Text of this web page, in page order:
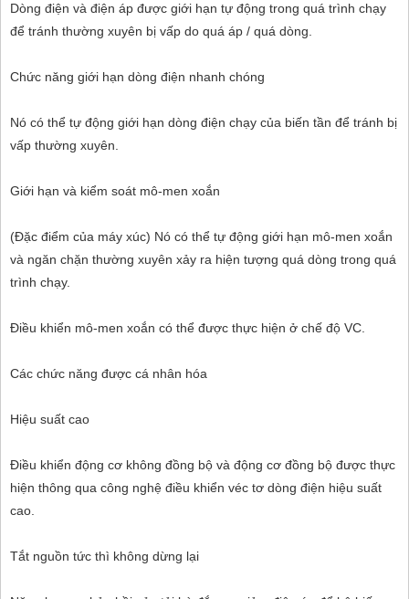
Dòng điện và điện áp được giới hạn tự động trong quá trình chạy
để tránh thường xuyên bị vấp do quá áp / quá dòng.
Chức năng giới hạn dòng điện nhanh chóng
Nó có thể tự động giới hạn dòng điện chạy của biến tần để tránh bị
vấp thường xuyên.
Giới hạn và kiểm soát mô-men xoắn
(Đặc điểm của máy xúc) Nó có thể tự động giới hạn mô-men xoắn
và ngăn chặn thường xuyên xảy ra hiện tượng quá dòng trong quá
trình chạy.
Điều khiển mô-men xoắn có thể được thực hiện ở chế độ VC.
Các chức năng được cá nhân hóa
Hiệu suất cao
Điều khiển động cơ không đồng bộ và động cơ đồng bộ được thực
hiện thông qua công nghệ điều khiển véc tơ dòng điện hiệu suất
cao.
Tắt nguồn tức thì không dừng lại